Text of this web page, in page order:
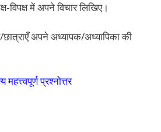
विपक्ष में अपने विचार लिखिए।
छात्राएँ अपने अध्यापक/अध्यापिका की
महत्त्वपूर्ण प्रश्नोत्तर